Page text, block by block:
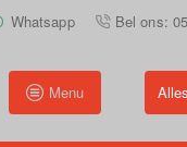
Whatsapp Bel ons:
Menu Alles
Zoek